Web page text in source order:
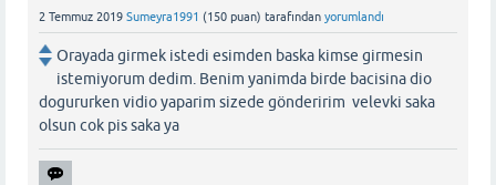
2 Temmuz 2019 Sumeyra1991 (150 puan) tarafından yorumlandı
Orayada girmek istedi esimden baska kimse girmesin
istemiyorum dedim. Benim yanimda birde bacisina dio
dogururken vidio yaparim sizede gönderirim velevki saka
olsun cok pis saka ya